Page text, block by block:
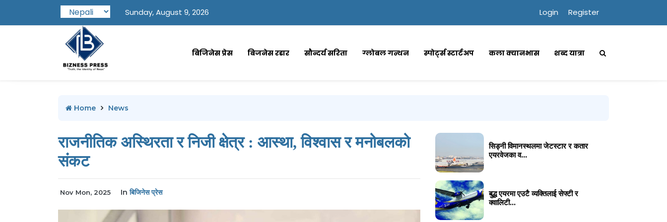
Sunday, August 9, 2026 Login Register
बिजिनेस प्रेस बिजनेस रडार सौन्दर्य सरिता ग्लोबल गन्थन स्पोर्ट्स स्टार्टअप कला क्यानभास शब्द यात्रा
Home News
राजनीतिक अस्थिरता र निजी क्षेत्र : आस्था, विश्वास र मनोबलको
संकट
Nov Mon, 2025 Inबिजिनेस प्रेस
सिड्नी विमानस्थलमा जेटस्टार र कतार
एयरवेजका व...
बुद्ध एयरमा एउटै व्यक्तिलाई सेफ्टी र
क्वालिटी...